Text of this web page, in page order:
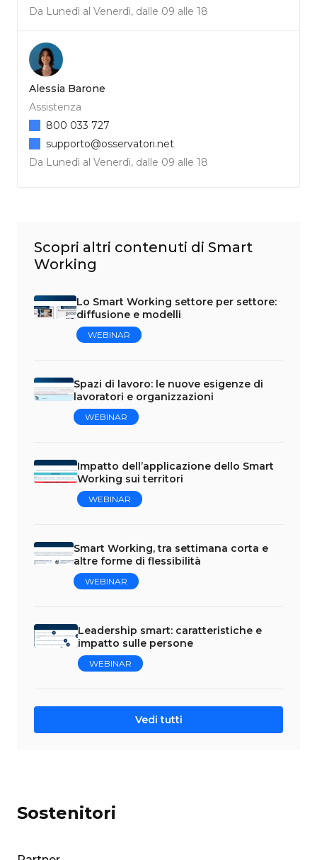
Da Lunedì al Venerdì, dalle 09 alle 18
Alessia Barone
Assistenza
Da Lunedì al Venerdì, dalle 09 alle 18
800 033 727
supporto@osservatori.net
Scopri altri contenuti di Smart
Working
Lo Smart Working settore per settore:
diffusione e modelli
WEBINAR
Spazi di lavoro: le nuove esigenze di
lavoratori e organizzazioni
WEBINAR
Impatto dell’applicazione dello Smart
Working sui territori
WEBINAR
Smart Working, tra settimana corta e
altre forme di flessibilità
WEBINAR
Leadership smart: caratteristiche e
impatto sulle persone
WEBINAR
Vedi tutti
Sostenitori